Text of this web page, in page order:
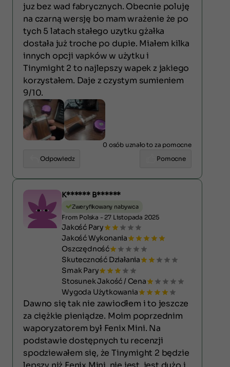
juz bez wad fabrycznych. Obecnie poluję
na czarną wersję bo mam wrażenie że po
tych 5 latach stałego uzytku gżałka
dostała już troche po dupie. Miałem kilka
innych opcji vapków w użytku i
Tinymight 2 to najlepszy wapek z jakiego
korzystałem. Daje z czystym sumieniem
9/10.
0 osób uznało to za pomocne
Odpowiedz
Pomocne
K****** B******
Zweryfikowany nabywca
From Polska - 27 Listopada 2025
Jakość Pary
Jakość Wykonania
Oszczędność
Skuteczność Działania
Smak Pary
Stosunek Jakość / Cena
Wygoda Użytkowania
Dawno się tak nie zawiodłem i to jeszcze
za ciężkie pieniądze. Moim poprzednim
waporyzatorem był Fenix Mini. Na
podstawie dostępnych tu recenzji
spodziewałem się, że Tinymight 2 będzie